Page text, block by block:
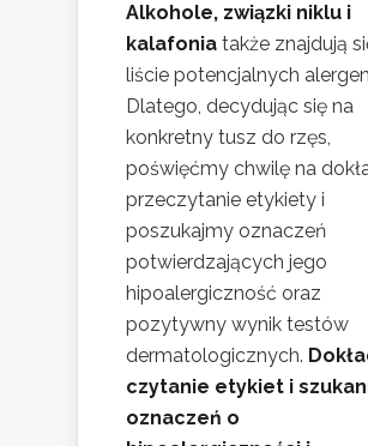
Alkohole, związki niklu i
kalafonia także znajdują
liście potencjalnych
Dlatego, decydując się na
konkretny tusz do rzęs,
poświęćmy chwilę na
przeczytanie etykiety i
poszukajmy oznaczeń
potwierdzających jego
hipoalergiczność oraz
pozytywny wynik testów
dermatologicznych.
czytanie etykiet i
oznaczeń o